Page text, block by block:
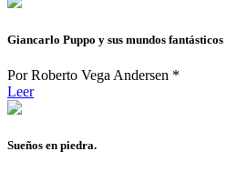
Giancarlo Puppo y sus mundos fantásticos
Por Roberto Vega Andersen *
Leer
Sueños en piedra.